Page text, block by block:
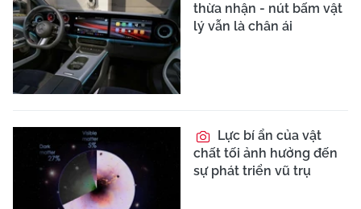
thừa nhận - nút bấm vật
lý vẫn là chân ái
Lực bí ẩn của vật
chất tối ảnh hưởng đến
sự phát triển vũ trụ